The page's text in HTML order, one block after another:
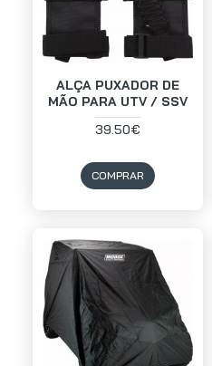
ALÇA PUXADOR DE
MÃO PARA UTV / SSV
39.50€
COMPRAR